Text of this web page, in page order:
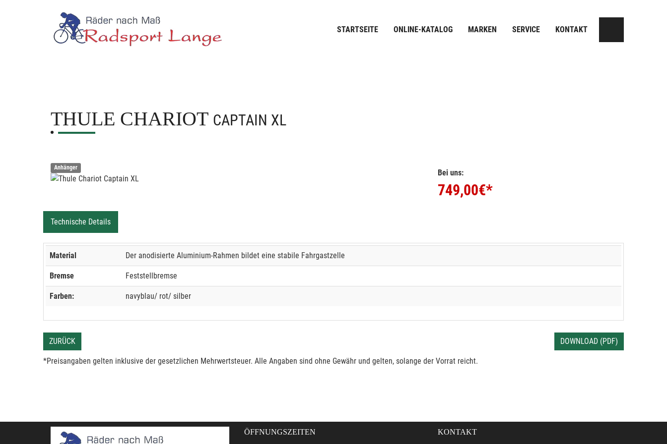
STARTSEITE ONLINE-KATALOG MARKEN SERVICE KONTAKT
THULE CHARIOT CAPTAIN XL
Anhänger
Bei uns:
749,00€*
Technische Details
Material Der anodisierte Aluminium-Rahmen bildet eine stabile Fahrgastzelle
Bremse Feststellbremse
Farben: navyblau/ rot/ silber
ZURÜCK DOWNLOAD (PDF)
*Preisangaben gelten inklusive der gesetzlichen Mehrwertsteuer. Alle Angaben sind ohne Gewähr und gelten, solange der Vorrat reicht.
ÖFFNUNGSZEITEN KONTAKT